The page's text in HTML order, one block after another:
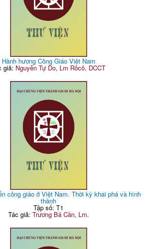
Hành hương Công Giáo Việt Nam
giả: Nguyễn Tự Do, Lm Rôcô, DCCT
công giáo ở Việt Nam. Thời kỳ khai phá và hình
thành
Tập số: T1
Tác giả: Trương Bá Cần, Lm.